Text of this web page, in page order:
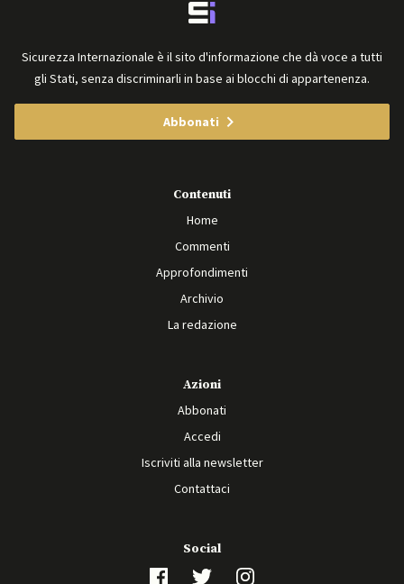
Sicurezza Internazionale è il sito d'informazione che dà voce a tutti
gli Stati, senza discriminarli in base ai blocchi di appartenenza.
Abbonati
Contenuti
Home
Commenti
Approfondimenti
Archivio
La redazione
Azioni
Abbonati
Accedi
Iscriviti alla newsletter
Contattaci
Social